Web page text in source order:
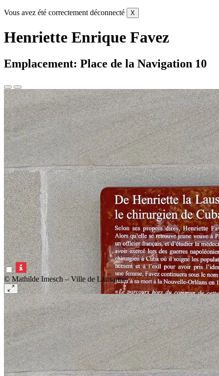
Vous avez été correctement déconnecté X
Henriette Enrique Favez
Emplacement: Place de la Navigation 10
© Mathilde Imesch – Ville de Lausanne